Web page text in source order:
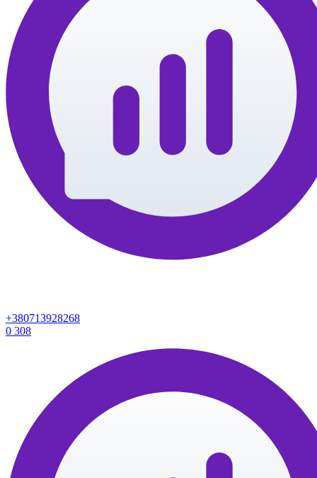
+380713928268
0 308